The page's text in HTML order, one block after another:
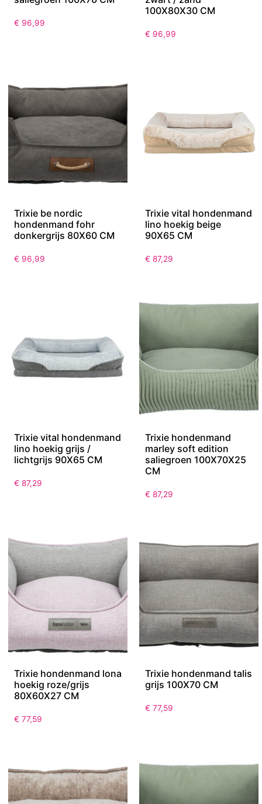
€ 96,99
100X80X30 CM
€ 96,99
Trixie be nordic
hondenmand fohr
donkergrijs 80X60 CM
€ 96,99
Trixie vital hondenmand
lino hoekig beige
90X65 CM
€ 87,29
Trixie vital hondenmand
lino hoekig grijs /
lichtgrijs 90X65 CM
€ 87,29
Trixie hondenmand
marley soft edition
saliegroen 100X70X25
CM
€ 87,29
Trixie hondenmand lona
hoekig roze/grijs
80X60X27 CM
€ 77,59
Trixie hondenmand talis
grijs 100X70 CM
€ 77,59